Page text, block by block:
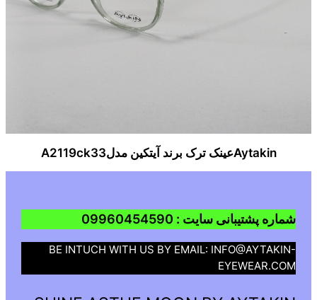
Aytakinعینک ترک برند آیتکین مدلA2119ck33
شماره پشتیبانی سایت : 09960454590
BE INTUCH WITH US BY EMAIL: INFO@AYTAKIN-
EYEWEAR.COM